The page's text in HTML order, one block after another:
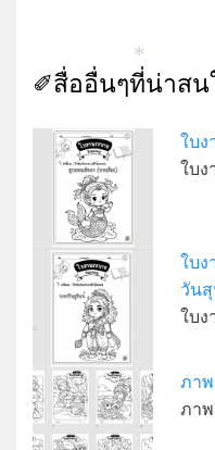
✐สื่ออื่นๆที่น่าสน
ใบง
ใบง
ใบง
วัน
ใบง
ภา
ภา
*